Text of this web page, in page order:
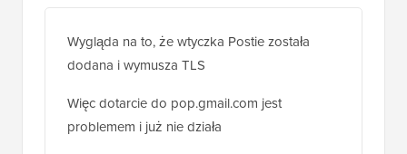
Wygląda na to, że wtyczka Postie została
dodana i wymusza TLS
Więc dotarcie do pop.gmail.com jest
problemem i już nie działa